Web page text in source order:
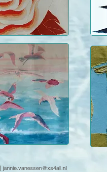
jannie.vanessen@xs4all.nl